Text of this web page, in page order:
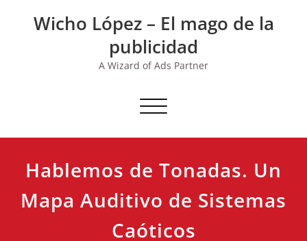
Wicho López – El mago de la
publicidad
A Wizard of Ads Partner
Toggle navigation
Hablemos de Tonadas. Un
Mapa Auditivo de Sistemas
Caóticos